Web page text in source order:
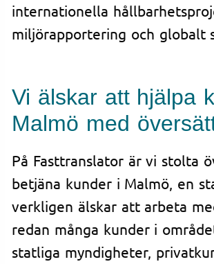
internationella
miljörapportering och globalt
Vi älskar att hjälpa
Malmö med
På Fasttranslator är vi stolta
betjäna kunder i Malmö, en
verkligen älskar att arbeta
redan många kunder i
statliga myndigheter,